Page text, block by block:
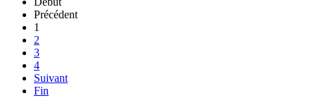
Précédent
1
2
3
4
Suivant
Fin